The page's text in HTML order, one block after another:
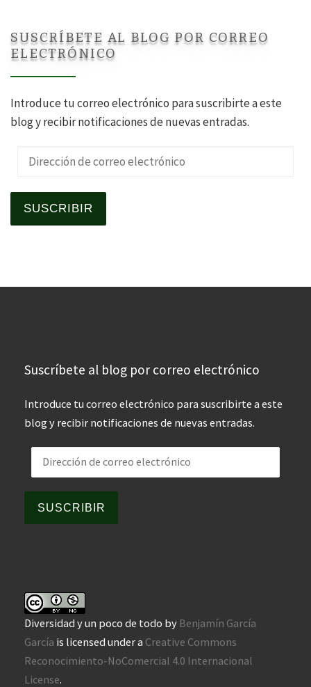
SUSCRÍBETE AL BLOG POR CORREO
ELECTRÓNICO
Introduce tu correo electrónico para suscribirte a este
blog y recibir notificaciones de nuevas entradas.
Dirección de correo electrónico
SUSCRIBIR
Suscríbete al blog por correo electrónico
Introduce tu correo electrónico para suscribirte a este
blog y recibir notificaciones de nuevas entradas.
Dirección de correo electrónico
SUSCRIBIR
Diversidad y un poco de todo by Benjamín García
García is licensed under a Creative Commons
Reconocimiento-NoComercial 4.0 Internacional
License.